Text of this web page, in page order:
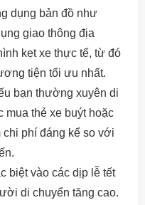
dụng bản đồ như
giao thông địa
kẹt xe thực tế, từ đó
tiện tối ưu nhất.
bạn thường xuyên di
mua thẻ xe buýt hoặc
chi phí đáng kể so với
biệt vào các dịp lễ tết
di chuyển tăng cao.